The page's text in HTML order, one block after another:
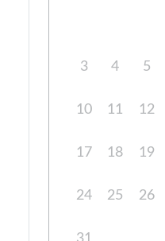
3 4 5
10 11 12
17 18 19
24 25 26